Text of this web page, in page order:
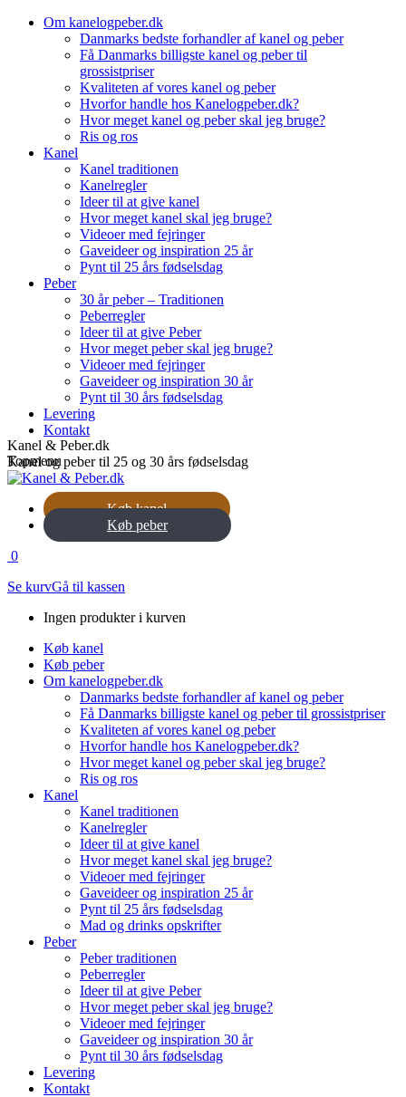
Skip
Om kanelogpeber.dk
Danmarks bedste forhandler af kanel og peber
Få Danmarks billigste kanel og peber til
grossistpriser
Kvaliteten af vores kanel og peber
Hvorfor handle hos Kanelogpeber.dk?
Hvor meget kanel og peber skal jeg bruge?
Ris og ros
Kanel
Kanel traditionen
Kanelregler
Ideer til at give kanel
Hvor meget kanel skal jeg bruge?
Videoer med fejringer
Gaveideer og inspiration 25 år
Pynt til 25 års fødselsdag
Peber
30 år peber – Traditionen
Peberregler
Ideer til at give Peber
Hvor meget peber skal jeg bruge?
Videoer med fejringer
Gaveideer og inspiration 30 år
Pynt til 30 års fødselsdag
Levering
Kontakt
Topmenu
Kanel & Peber.dk
Kanel og peber til 25 og 30 års fødselsdag
Køb kanel
Køb peber
0
Se kurvGå til kassen
Ingen produkter i kurven
Køb kanel
Køb peber
Om kanelogpeber.dk
Danmarks bedste forhandler af kanel og peber
Få Danmarks billigste kanel og peber til grossistpriser
Kvaliteten af vores kanel og peber
Hvorfor handle hos Kanelogpeber.dk?
Hvor meget kanel og peber skal jeg bruge?
Ris og ros
Kanel
Kanel traditionen
Kanelregler
Ideer til at give kanel
Hvor meget kanel skal jeg bruge?
Videoer med fejringer
Gaveideer og inspiration 25 år
Pynt til 25 års fødselsdag
Mad og drinks opskrifter
Peber
Peber traditionen
Peberregler
Ideer til at give Peber
Hvor meget peber skal jeg bruge?
Videoer med fejringer
Gaveideer og inspiration 30 år
Pynt til 30 års fødselsdag
Levering
Kontakt